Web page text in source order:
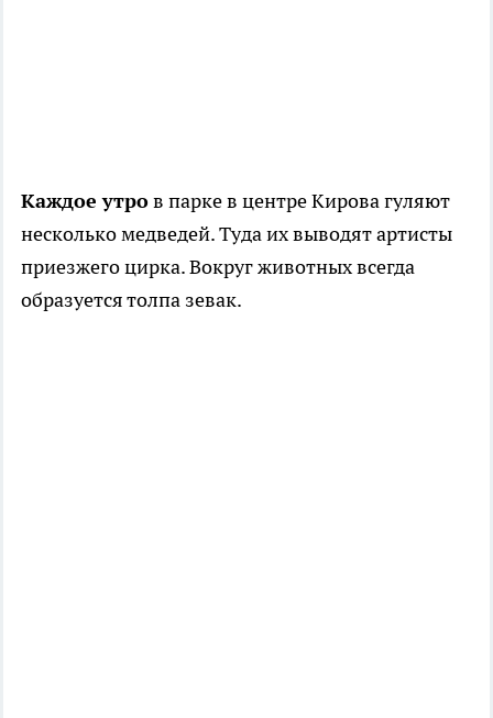
Каждое утров парке в центре Кирова гуляют
несколько медведей. Туда их выводят артисты
приезжего цирка. Вокруг животных всегда
образуется толпа зевак.